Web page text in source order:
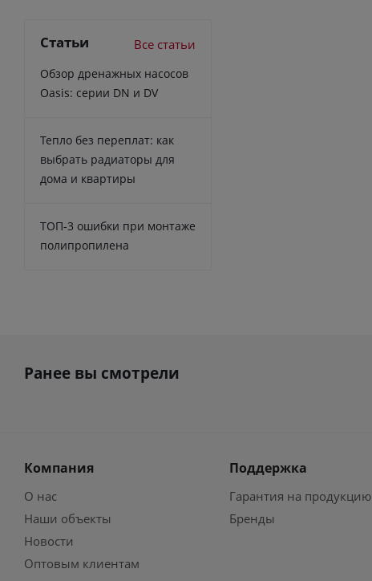
Статьи Все статьи
Обзор дренажных насосов
Oasis: серии DN и DV
Тепло без переплат: как
выбрать радиаторы для
дома и квартиры
ТОП-3 ошибки при монтаже
полипропилена
Ранее вы смотрели
Компания
О нас
Наши объекты
Новости
Оптовым клиентам
Поддержка
Гарантия на продукцию
Бренды